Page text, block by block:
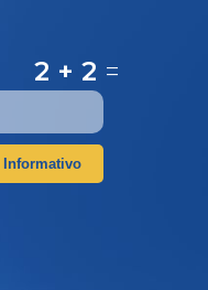
2 + 2 =
Informativo